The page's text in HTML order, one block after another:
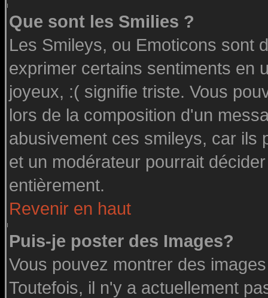
Que sont les Smilies ?
Les Smileys, ou Emoticons sont
exprimer certains sentiments en
joyeux, :( signifie triste. Vous
lors de la composition d'un
abusivement ces smileys, car ils
et un modérateur pourrait
entièrement.
Revenir en haut
Puis-je poster des Images?
Vous pouvez montrer des
Toutefois, il n'y a actuellement